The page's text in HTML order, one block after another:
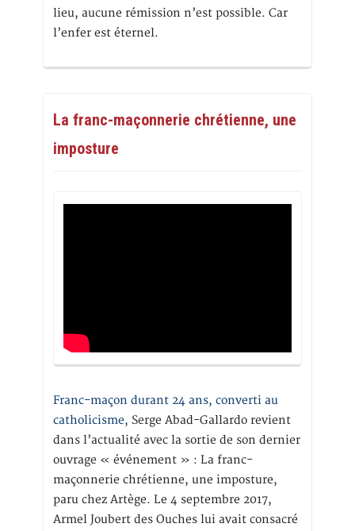
lieu, aucune rémission n’est possible. Car
l’enfer est éternel.
La franc-maçonnerie chrétienne, une
imposture
Franc-maçon durant 24 ans, converti au
catholicisme, Serge Abad-Gallardo revient
dans l’actualité avec la sortie de son dernier
ouvrage « événement » : La franc-
maçonnerie chrétienne, une imposture,
paru chez Artège. Le 4 septembre 2017,
Armel Joubert des Ouches lui avait consacré